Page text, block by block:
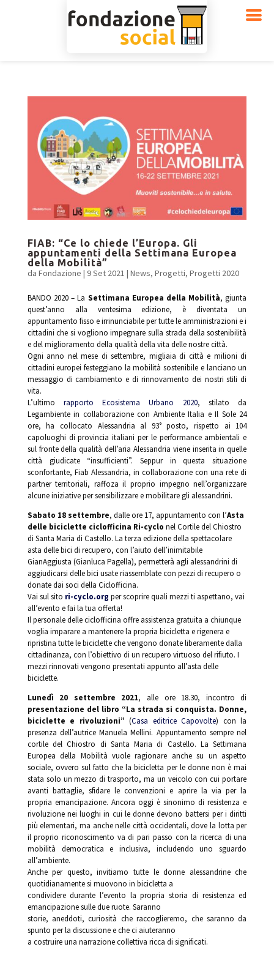
FIAB: “Ce lo chiede l’Europa. Gli
appuntamenti della Settimana Europea
della Mobilità”
da Fondazione | 9 Set 2021 | News, Progetti, Progetti 2020
BANDO 2020 – La Settimana Europea della Mobilità, giunta
quest’anno alla ventesima edizione, è diventata un
appuntamento fisso e irrinunciabile per tutte le amministrazioni e i
cittadini che si vogliono impegnare sulla strada della sostenibilità
e del miglioramento della qualità della vita delle nostre città.
Ogni anno nel mese di settembre, migliaia di città e milioni di
cittadini europei festeggiano la mobilità sostenibile e lanciano un
messaggio di cambiamento e di rinnovamento dei nostri stili di
vita.
L’ultimorapporto Ecosistema Urbano 2020, stilato da
Legambiente in collaborazione con Ambiente Italia e Il Sole 24
ore, ha collocato Alessandria al 93° posto, rispetto ai 104
capoluoghi di provincia italiani per le performance ambientali e
sul fronte della qualità dell’aria Alessandria viene inserita in quelle
città giudicate “insufficienti”. Seppur in questa situazione
sconfortante, Fiab Alessandria, in collaborazione con una rete di
partner territoriali, raffoza il proprio impegno nell’organizzare
alcune iniziative per sensibilizzare e mobilitare gli alessandrini.
Sabato 18 settembre, dalle ore 17, appuntamento con l’Asta
delle biciclette ciclofficina Ri-cyclo nel Cortile del Chiostro
di Santa Maria di Castello. La terza edizione della spettacolare
asta delle bici di recupero, con l’aiuto dell’inimitabile
GianAggiusta (Gianluca Pagella), permetterà agli alessandrini di
aggiudicarsi delle bici usate riassemblate con pezzi di recupero o
donate dai soci della Ciclofficina.
Vai sul sito ri-cyclo.org per scoprire quali mezzi ti aspettano, vai
all’evento e fai la tua offerta!
Il personale delle ciclofficina offre assistenza gratuita a chiunque
voglia imparare a mantenere la propria bicicletta e rigenera e
ripristina tutte le biciclette che vengono donate liberamente dalla
cittadinanza, con l’obiettivo di un recupero virtuoso del rifiuto. I
mezzi rinnovati vengono presentati appunto all’asta delle
biciclette.
Lunedì 20 settembre 2021, alle ore 18.30, incontro di
presentazione del libro “La strada si conquista. Donne,
biciclette e rivoluzioni” (Casa editrice Capovolte) con la
presenza dell’autrice Manuela Mellini. Appuntamento sempre nel
cortile del Chiostro di Santa Maria di Castello. La Settimana
Europea della Mobilità vuole ragionare anche su un aspetto
sociale, ovvero sul fatto che la bicicletta per le donne non è mai
stata solo un mezzo di trasporto, ma un veicolo con cui portare
avanti battaglie, sfidare le convenzioni e aprire la via per la
propria emancipazione. Ancora oggi è sinonimo di resistenza e
rivoluzione nei luoghi in cui le donne devono battersi per i diritti
più elementari, ma anche nelle città occidentali, dove la lotta per
il proprio riconoscimento va di pari passo con la ricerca di una
mobilità democratica e inclusiva, includendo uno sguardo
all’ambiente.
Anche per questo, invitiamo tutte le donne alessandrine che
quotidianamente si muovono in bicicletta a
condividere durante l’evento la propria storia di resistenza ed
emancipazione sulle due ruote. Saranno
storie, aneddoti, curiosità che raccoglieremo, che saranno da
spunto per la discussione e che ci aiuteranno
a costruire una narrazione collettiva ricca di significati.